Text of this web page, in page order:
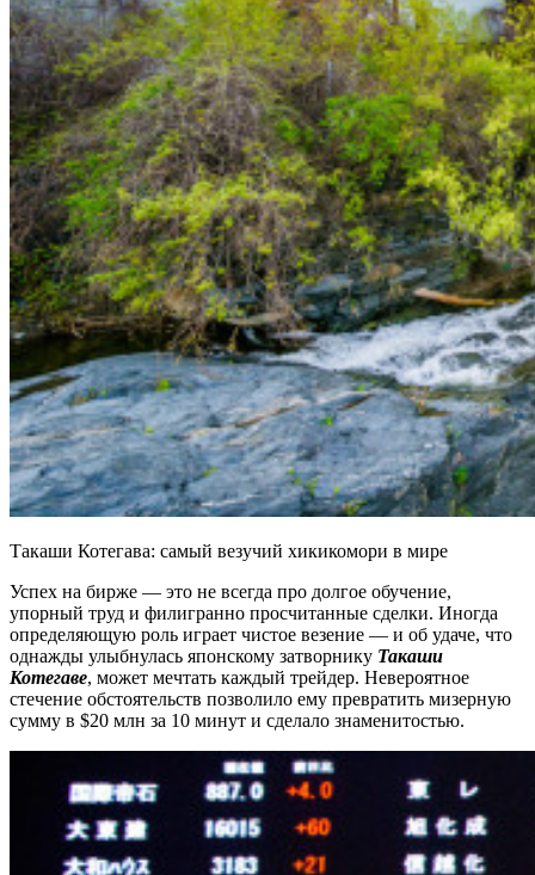
Такаши Котегава: самый везучий хикикомори в мире
Успех на бирже — это не всегда про долгое обучение,
упорный труд и филигранно просчитанные сделки. Иногда
определяющую роль играет чистое везение — и об удаче, что
однажды улыбнулась японскому затворнику Такаши
Котегаве, может мечтать каждый трейдер. Невероятное
стечение обстоятельств позволило ему превратить мизерную
сумму в $20 млн за 10 минут и сделало знаменитостью.